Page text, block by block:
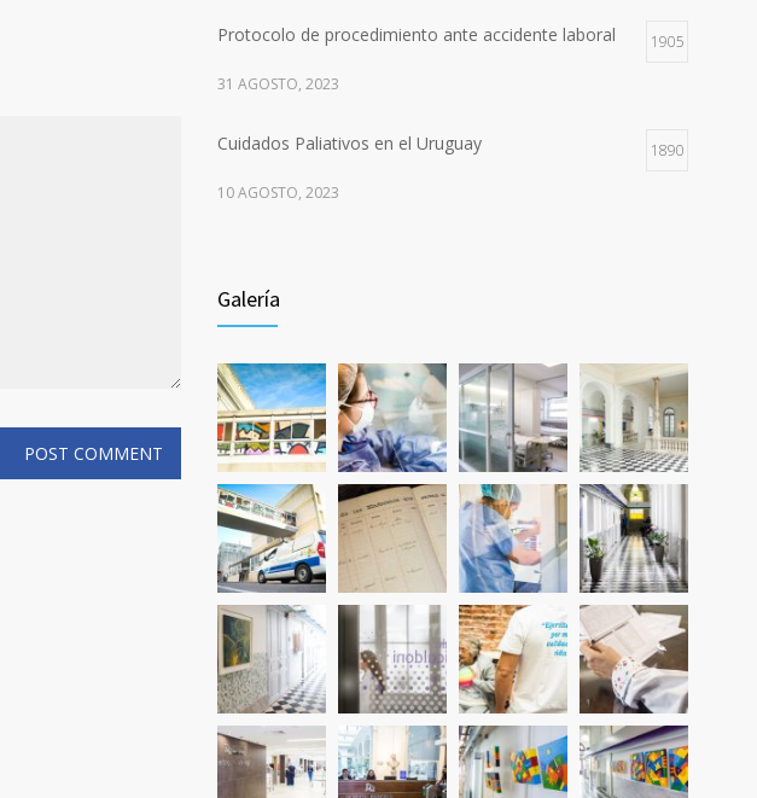
Protocolo de procedimiento ante accidente laboral 1905
31 AGOSTO, 2023
Cuidados Paliativos en el Uruguay 1890
10 AGOSTO, 2023
17 JUNIO, 2023
Llamado para auxiliar de enfermería en Nefrología y
Hemodiálisis Crónicos.
1662
5 JULIO, 2024
Galería